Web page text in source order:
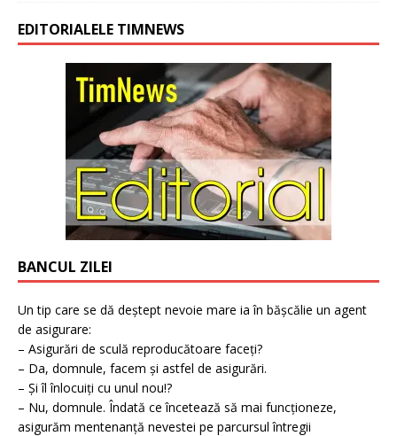
EDITORIALELE TIMNEWS
BANCUL ZILEI
Un tip care se dă deștept nevoie mare ia în bășcălie un agent
de asigurare:
– Asigurări de sculă reproducătoare faceți?
– Da, domnule, facem și astfel de asigurări.
– Și îl înlocuiți cu unul nou!?
– Nu, domnule. Îndată ce încetează să mai funcționeze,
asigurăm mentenanță nevestei pe parcursul întregii